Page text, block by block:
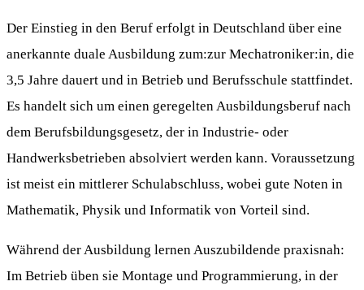
Der Einstieg in den Beruf erfolgt in Deutschland über eine
anerkannte duale Ausbildung zum:zur Mechatroniker:in, die
3,5 Jahre dauert und in Betrieb und Berufsschule stattfindet.
Es handelt sich um einen geregelten Ausbildungsberuf nach
dem Berufsbildungsgesetz, der in Industrie- oder
Handwerksbetrieben absolviert werden kann. Voraussetzung
ist meist ein mittlerer Schulabschluss, wobei gute Noten in
Mathematik, Physik und Informatik von Vorteil sind.
Während der Ausbildung lernen Auszubildende praxisnah:
Im Betrieb üben sie Montage und Programmierung, in der